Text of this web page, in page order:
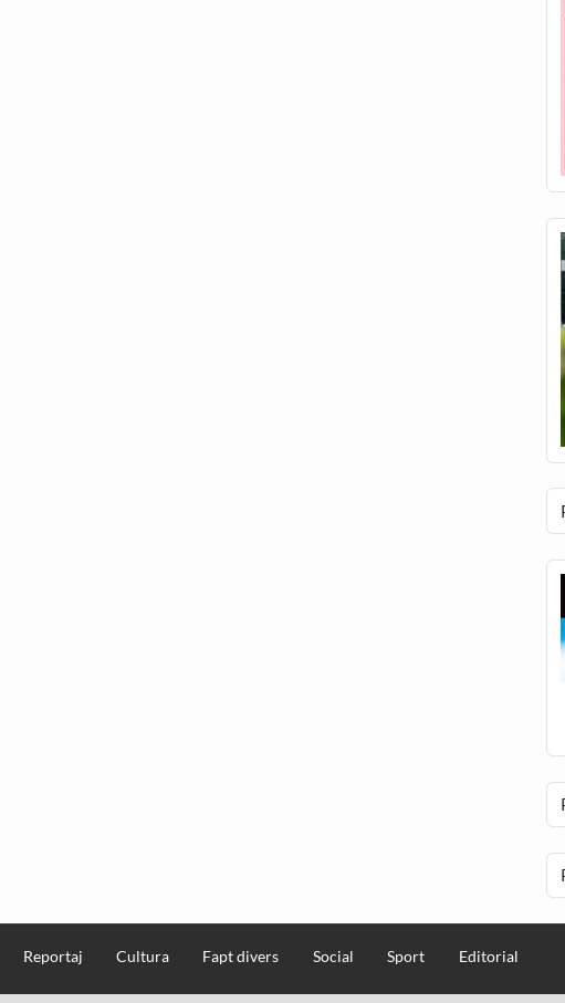
Reportaj Cultura Fapt divers Social Sport Editorial